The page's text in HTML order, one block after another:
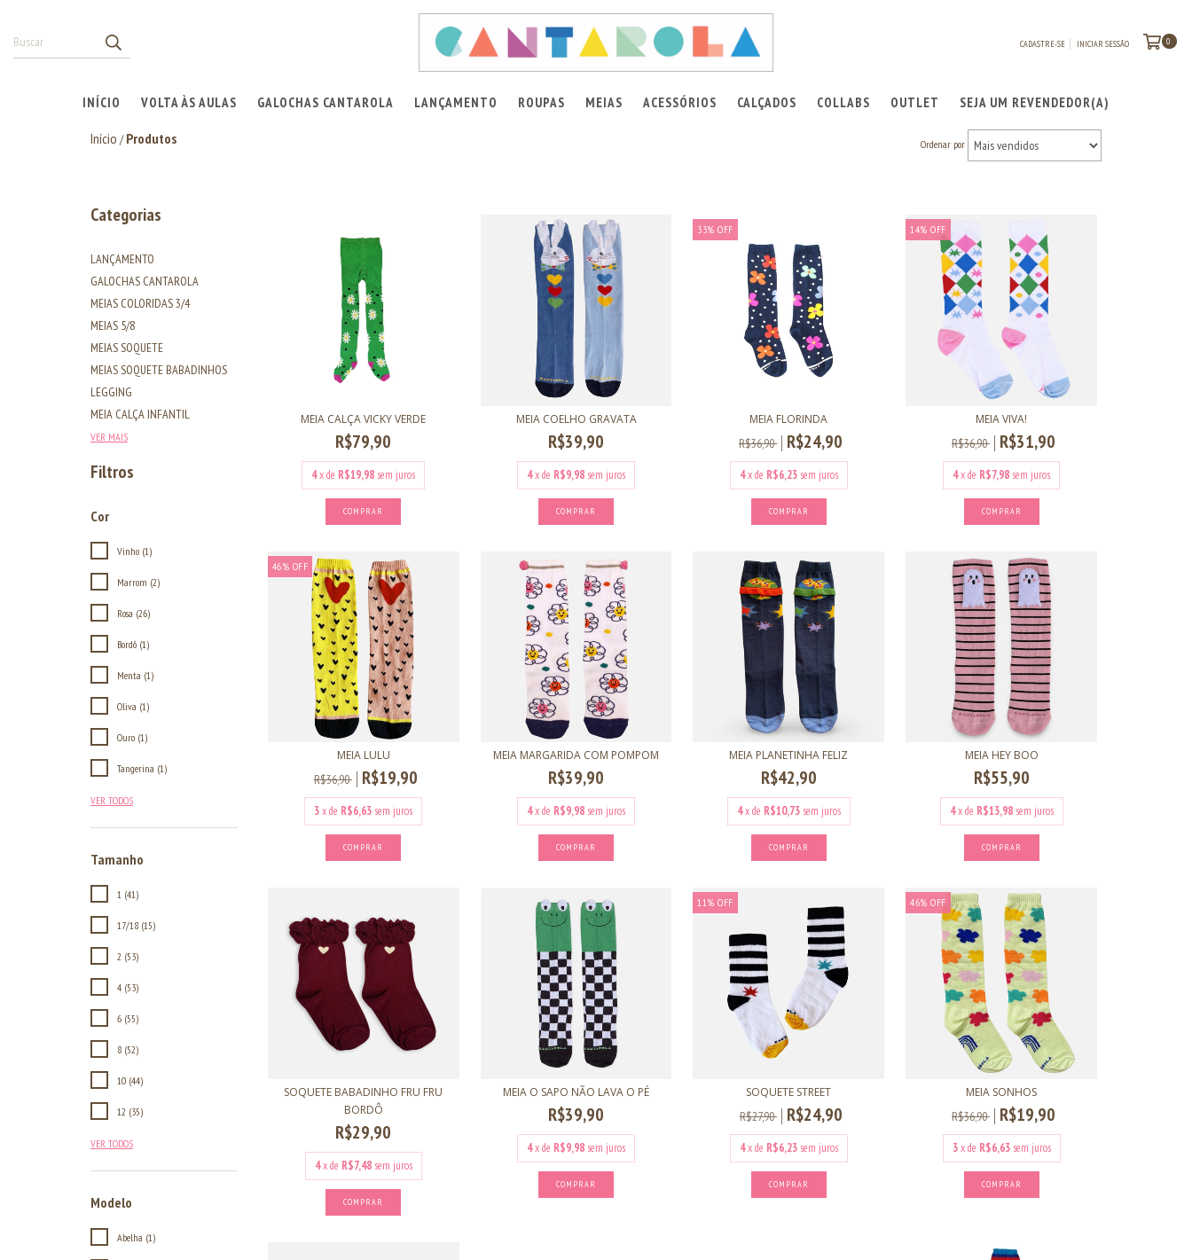
CADASTRE-SE INICIAR SESSÃO 0
INÍCIO VOLTA ÀS AULAS GALOCHAS CANTAROLA LANÇAMENTO ROUPAS MEIAS ACESSÓRIOS CALÇADOS COLLABS OUTLET SEJA UM REVENDEDOR(A)
Início / Produtos Ordenar por
Categorias
LANÇAMENTO
GALOCHAS CANTAROLA
MEIAS COLORIDAS 3/4
MEIAS 5/8
MEIAS SOQUETE
MEIAS SOQUETE BABADINHOS
LEGGING
MEIA CALÇA INFANTIL
VER MAIS
Filtros
Cor
Vinho (1)
Marrom (2)
Rosa (26)
Bordô (1)
Menta (1)
Oliva (1)
Ouro (1)
Tangerina (1)
VER TODOS
Tamanho
1 (41)
17/18 (15)
2 (53)
4 (53)
6 (55)
8 (52)
10 (44)
12 (35)
VER TODOS
Modelo
Abelha (1)
MEIA CALÇA VICKY VERDE
R$79,90
4x de R$19,98 sem juros
COMPRAR
MEIA COELHO GRAVATA
R$39,90
4x de R$9,98 sem juros
COMPRAR
33%OFF
MEIA FLORINDA
R$36,90 R$24,90
4x de R$6,23 sem juros
COMPRAR
14%OFF
MEIA VIVA!
R$36,90 R$31,90
4x de R$7,98 sem juros
COMPRAR
46% OFF
MEIA LULU
R$36,90 R$19,90
3x de R$6,63 sem juros
COMPRAR
MEIA MARGARIDA COM POMPOM
R$39,90
4x de R$9,98 sem juros
COMPRAR
MEIA PLANETINHA FELIZ
R$42,90
4x de R$10,73 sem juros
COMPRAR
MEIA HEY BOO
R$55,90
4 x de R$13,98 sem juros
COMPRAR
SOQUETE BABADINHO FRU FRU
BORDÔ
R$29,90
4x de R$7,48 sem juros
COMPRAR
MEIA O SAPO NÃO LAVA O PÉ
R$39,90
4x de R$9,98 sem juros
COMPRAR
11%OFF
SOQUETE STREET
R$27,90 R$24,90
4x de R$6,23 sem juros
COMPRAR
46%OFF
MEIA SONHOS
R$36,90 R$19,90
3 x de R$6,63 sem juros
COMPRAR